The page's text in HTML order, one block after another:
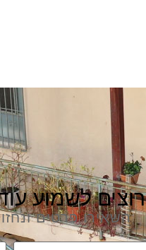
רוצים לשמוע
השאירו פרטים